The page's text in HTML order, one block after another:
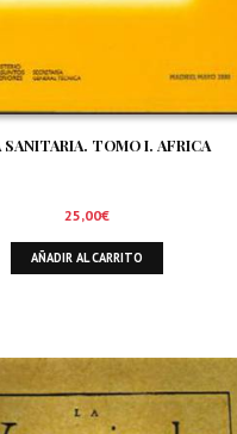
SANITARIA. TOMO I. AFRICA
25,00€
AÑADIR AL CARRITO